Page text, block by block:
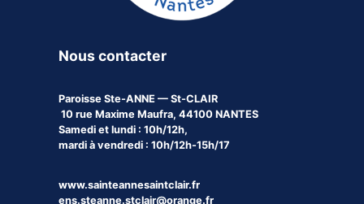
Nous contacter
Paroisse Ste-ANNE — St-CLAIR
10 rue Maxime Maufra, 44100 NANTES
Samedi et lundi : 10h/12h,
mardi à vendredi : 10h/12h-15h/17
www.sainteannesaintclair.fr
ens.steanne.stclair@orange.fr